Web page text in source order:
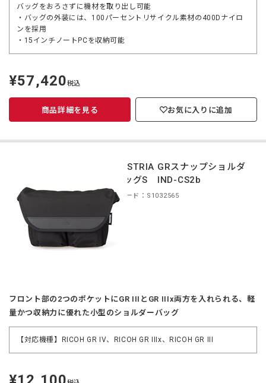
バッグをおろさずに機材を取り出し可能
・バッグの外装には、100パーセントリサイクル素材の400Dナイロ
ンを採用
・15インチノートPCを収納可能
定
価
¥57,420税込
商品詳細を見る お気に入りに追加
INDUSTRIA GRスナップショルダ
ーバッグS IND-CS2b
商品コード：S1032565
フロント部の2つのポケットにGR IIIとGR IIIx両方を入れられる、軽
量かつ収納力に優れた小型のショルダーバッグ
【対応機種】RICOH GR IV、RICOH GR IIIx、RICOH GR III
定